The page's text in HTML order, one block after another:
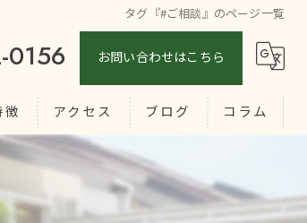
タグ『#ご相談』のページ一覧
お問い合わせはこちら
徴 アクセス ブログ コラム